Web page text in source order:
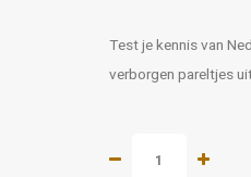
Test je kennis van
verborgen pareltjes